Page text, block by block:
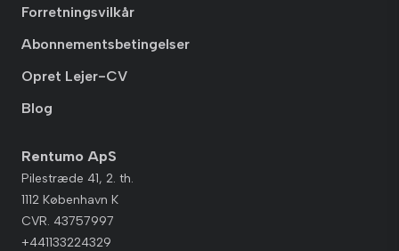
Forretningsvilkår
Abonnementsbetingelser
Opret Lejer-CV
Blog
Rentumo ApS
Pilestræde 41, 2. th.
1112 København K
CVR. 43757997
+441133224329